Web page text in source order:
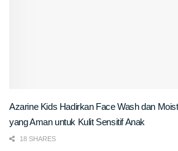
Azarine Kids Hadirkan Face Wash dan Moisturizer
yang Aman untuk Kulit Sensitif Anak
18 SHARES